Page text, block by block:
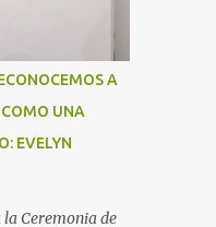
orientar
estancia y
a los
durante
gobernadora
comisionado del
(INM),
A
UNA
EVELYN
Ceremonia de